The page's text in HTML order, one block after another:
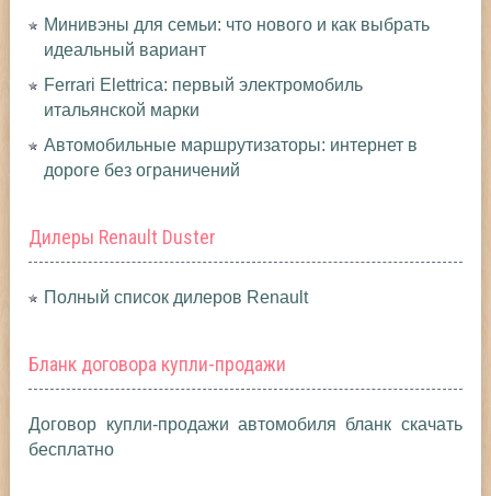
Минивэны для семьи: что нового и как выбрать
идеальный вариант
Ferrari Elettrica: первый электромобиль
итальянской марки
Автомобильные маршрутизаторы: интернет в
дороге без ограничений
Дилеры Renault Duster
Полный список дилеров Renault
Бланк договора купли-продажи
Договор купли-продажи автомобиля бланк скачать
бесплатно